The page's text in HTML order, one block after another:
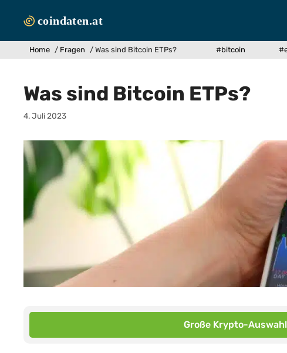
Inhalt
Home / Fragen / Was sind Bitcoin ETPs? #bitcoin
Was sind Bitcoin ETPs?
4. Juli 2023
Große Krypto-